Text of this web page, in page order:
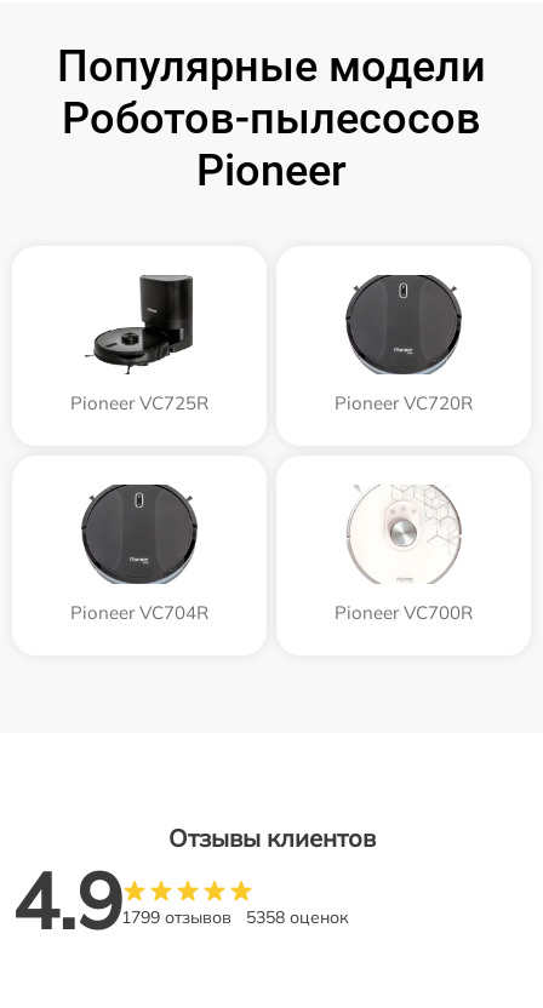
Популярные модели
Роботов-пылесосов
Pioneer
Pioneer VC725R Pioneer VC720R
Pioneer VC704R Pioneer VC700R
Отзывы клиентов
4.91799 отзывов 5358 оценок